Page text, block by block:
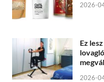
2026-
Ez
2026-